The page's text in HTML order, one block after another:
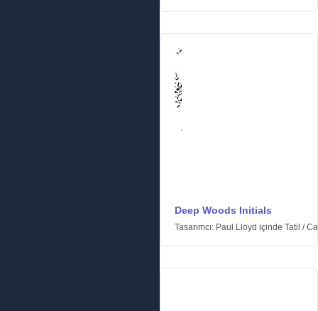
Deep Woods Initials
Tasarımcı: Paul Lloyd içinde Tatil /